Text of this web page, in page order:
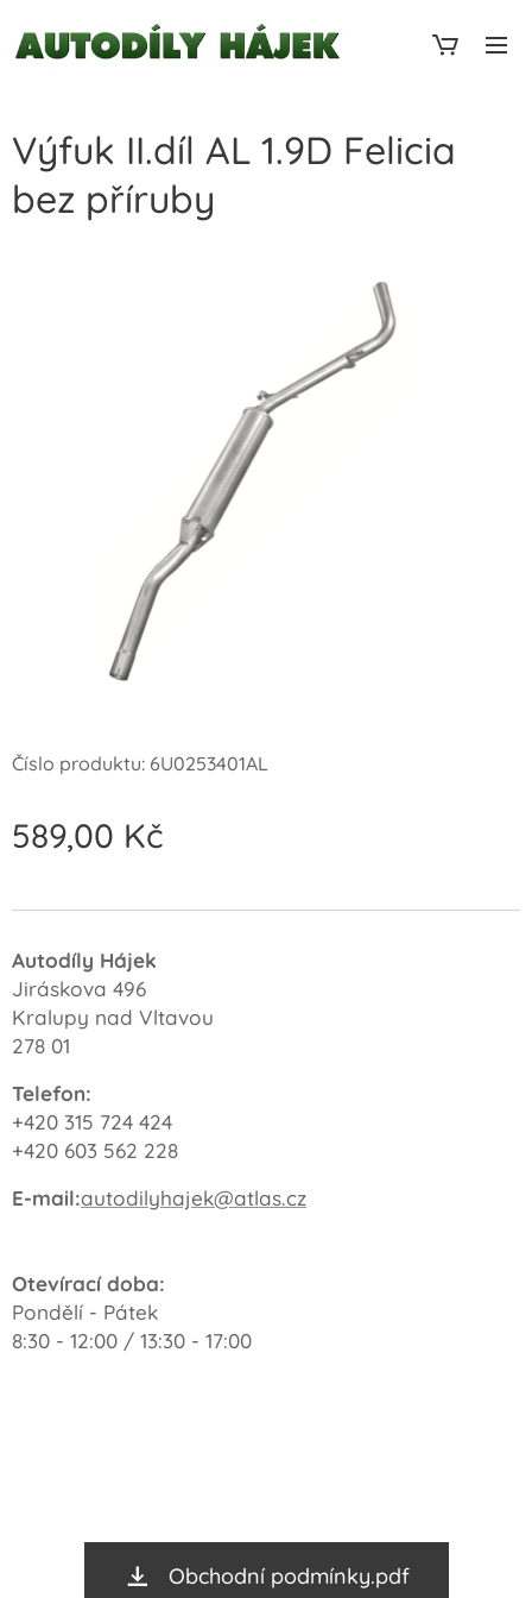
Výfuk II.díl AL 1.9D Felicia
bez příruby
Číslo produktu: 6U0253401AL
589,00 Kč
Autodíly Hájek
Jiráskova 496
Kralupy nad Vltavou
278 01
Telefon:
+420 315 724 424
+420 603 562 228
E-mail:autodilyhajek@atlas.cz
Otevírací doba:
Pondělí - Pátek
8:30 - 12:00 / 13:30 - 17:00
Obchodní podmínky.pdf